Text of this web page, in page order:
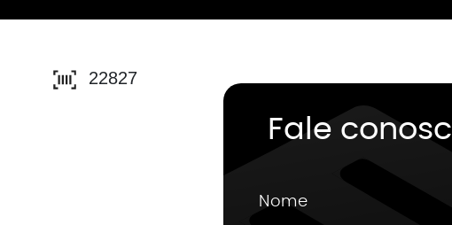
22827
Fale